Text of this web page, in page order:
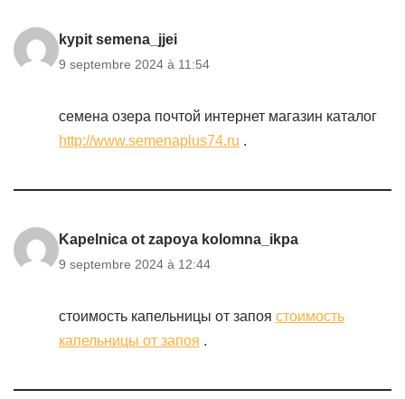
kypit semena_jjei
9 septembre 2024 à 11:54
семена озера почтой интернет магазин каталог
http://www.semenaplus74.ru .
Kapelnica ot zapoya kolomna_ikpa
9 septembre 2024 à 12:44
стоимость капельницы от запоя стоимость
капельницы от запоя .